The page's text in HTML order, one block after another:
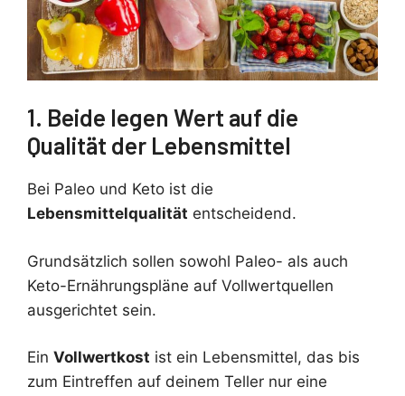
1. Beide legen Wert auf die
Qualität der Lebensmittel
Bei Paleo und Keto ist die
Lebensmittelqualität entscheidend.
Grundsätzlich sollen sowohl Paleo- als auch
Keto-Ernährungspläne auf Vollwertquellen
ausgerichtet sein.
Ein Vollwertkost ist ein Lebensmittel, das bis
zum Eintreffen auf deinem Teller nur eine